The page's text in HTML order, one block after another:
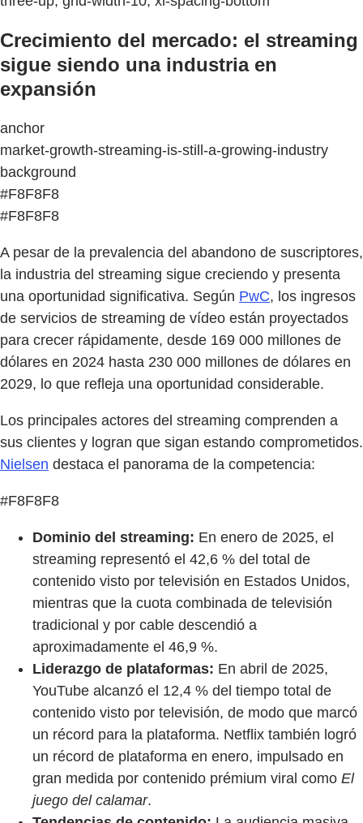
Crecimiento del mercado: el streaming
sigue siendo una industria en
expansión
anchor
market-growth-streaming-is-still-a-growing-industry
background
#F8F8F8
#F8F8F8
A pesar de la prevalencia del abandono de suscriptores,
la industria del streaming sigue creciendo y presenta
una oportunidad significativa. Según PwC, los ingresos
de servicios de streaming de vídeo están proyectados
para crecer rápidamente, desde 169 000 millones de
dólares en 2024 hasta 230 000 millones de dólares en
2029, lo que refleja una oportunidad considerable.
Los principales actores del streaming comprenden a
sus clientes y logran que sigan estando comprometidos.
Nielsen destaca el panorama de la competencia:
#F8F8F8
Dominio del streaming: En enero de 2025, el
streaming representó el 42,6 % del total de
contenido visto por televisión en Estados Unidos,
mientras que la cuota combinada de televisión
tradicional y por cable descendió a
aproximadamente el 46,9 %.
Liderazgo de plataformas: En abril de 2025,
YouTube alcanzó el 12,4 % del tiempo total de
contenido visto por televisión, de modo que marcó
un récord para la plataforma. Netflix también logró
un récord de plataforma en enero, impulsado en
gran medida por contenido prémium viral como El
juego del calamar.